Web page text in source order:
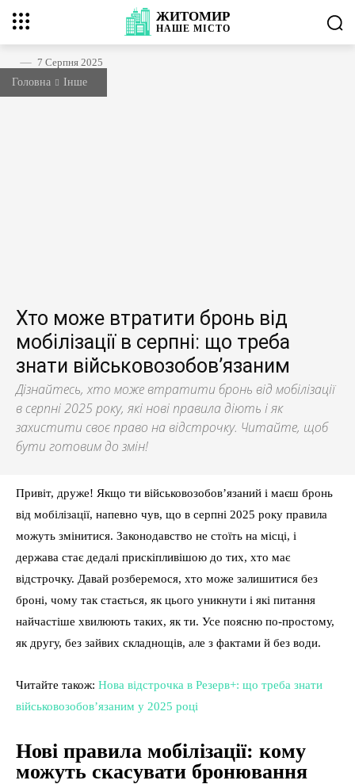
ЖИТОМИР
НАШЕМІСТО
7 Серпня 2025
Головна
Інше
Хто може втратити бронь від
мобілізації в серпні: що треба
знати військовозобов’язаним
Дізнайтесь, хто може втратити бронь від мобілізації
в серпні 2025 року, які нові правила діють і як
захистити своє право на відстрочку. Читайте, щоб
бути готовим до змін!
Привіт, друже! Якщо ти військовозобов’язаний і маєш бронь
від мобілізації, напевно чув, що в серпні 2025 року правила
можуть змінитися. Законодавство не стоїть на місці, і
держава стає дедалі прискіпливішою до тих, хто має
відстрочку. Давай розберемося, хто може залишитися без
броні, чому так стається, як цього уникнути і які питання
найчастіше хвилюють таких, як ти. Усе поясню по-простому,
як другу, без зайвих складнощів, але з фактами й без води.
Читайте також: Нова відстрочка в Резерв+: що треба знати
військовозобов’язаним у 2025 році
Нові правила мобілізації: кому
можуть скасувати бронювання